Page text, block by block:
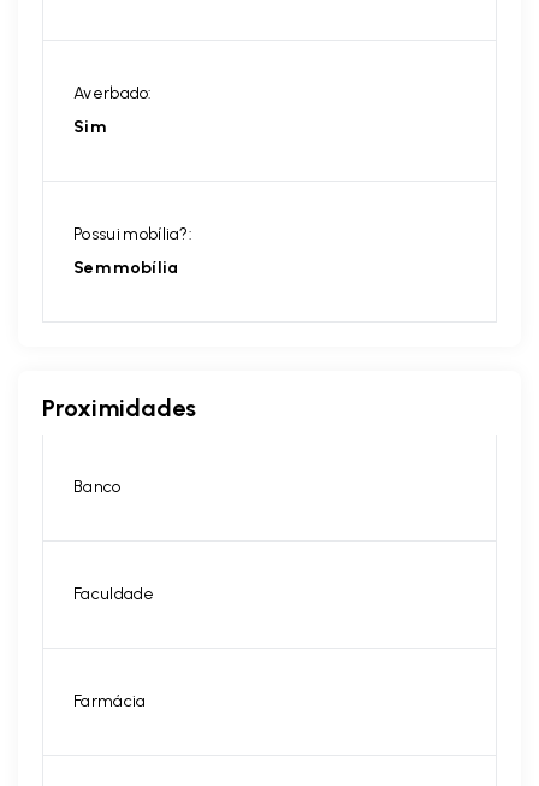
Averbado:
Sim
Possui mobília?:
Sem mobília
Proximidades
Banco
Faculdade
Farmácia